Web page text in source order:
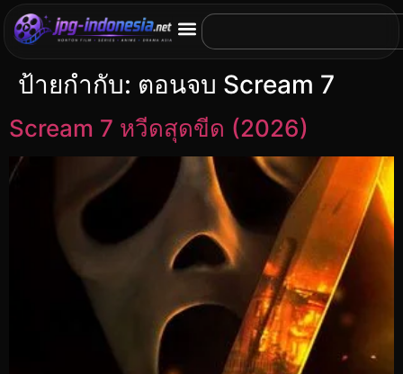
ป้ายกำกับ: ตอนจบ Scream 7
Scream 7 หวีดสุดขีด (2026)